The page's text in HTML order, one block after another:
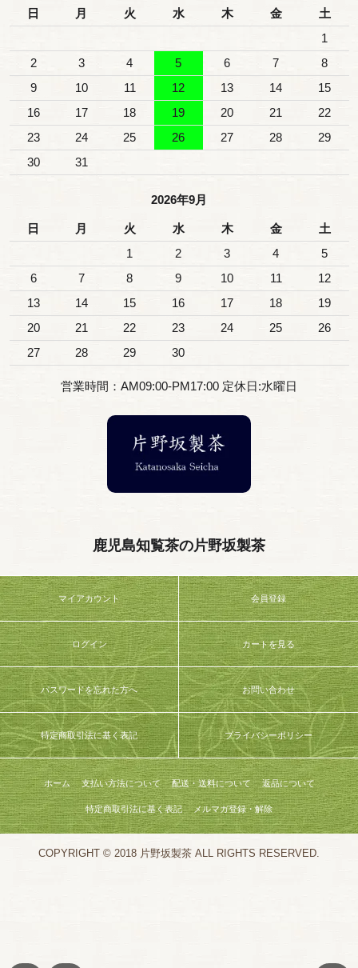
日 月 火 水 木 金
土
1
2
3 4 5 6 7
8
9
10 11 12 13 14
15
16
17 18 19 20 21
22
23
24 25 26 27 28
29
30
31
2026年9月
日 月 火 水 木 金
土
1
2 3 4
5
6
7 8 9 10 11
12
13
14 15 16 17 18
19
20
21 22 23 24 25
26
27
28 29 30
営業時間：AM09:00-PM17:00 定休日:水曜日
鹿児島知覧茶の片野坂製茶
マイアカウント 会員登録
ログイン カートを見る
パスワードを忘れた方へ お問い合わせ
特定商取引法に基く表記 プライバシーポリシー
ホーム 支払い方法について 配送・送料について 返品について
特定商取引法に基く表記 メルマガ登録・解除
COPYRIGHT © 2018 片野坂製茶 ALL RIGHTS RESERVED.